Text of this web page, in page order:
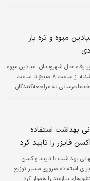
بار است که طی یک ماه این
میوه و تره بار
رفاه حال شهروندان، میادین میوه
و تره بار روز یکشنبه از ساعت ۸ صبح تا ساعت
خدمات‌رسانی به مراجعه‌کنندگان
بهداشت استفاده
فایزر را تایید کرد
بهداشت با تایید واکسن
استفاده ضروری مسیر توزیع